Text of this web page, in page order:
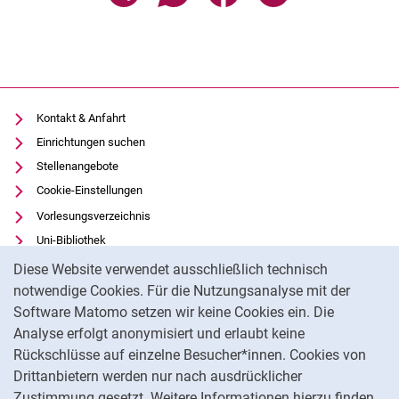
Diese Website verwendet ausschließlich technisch
notwendige Cookies. Für die Nutzungsanalyse mit der
Software Matomo setzen wir keine Cookies ein. Die
Analyse erfolgt anonymisiert und erlaubt keine
Rückschlüsse auf einzelne Besucher*innen. Cookies von
Drittanbietern werden nur nach ausdrücklicher
Kontakt & Anfahrt
Einrichtungen suchen
Stellenangebote
Cookie-Einstellungen
Vorlesungsverzeichnis
Uni-Bibliothek
Moodle
Panopto
Datenschutz
Barrierefreiheit
Transparenter KI-Einsatz